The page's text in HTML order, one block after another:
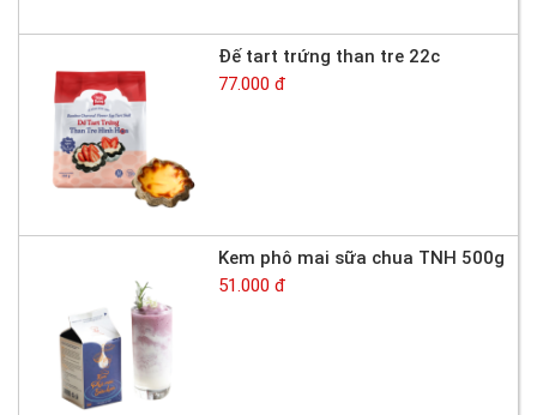
Đế tart trứng than tre 22c
77.000 đ
Kem phô mai sữa chua TNH 500g
51.000 đ